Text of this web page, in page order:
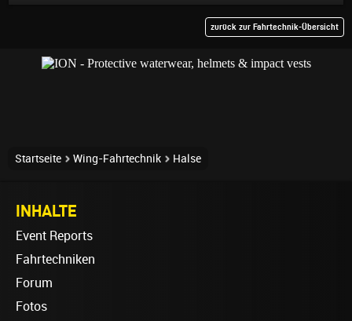
zurück zur Fahrtechnik-Übersicht
Startseite Wing-Fahrtechnik Halse
INHALTE
Event Reports
Fahrtechniken
Forum
Fotos